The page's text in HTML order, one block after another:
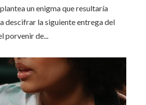
un enigma que resultaría
descifrar la siguiente entrega del
porvenir de...